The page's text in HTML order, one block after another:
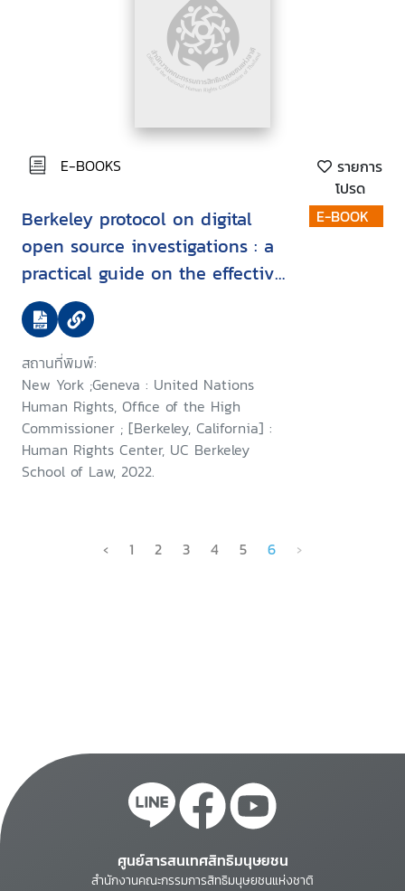
E-BOOKS
รายการ
โปรด
Berkeley protocol on digital
open source investigations : a
practical guide on the effective
use of digital open source
information in investigating
violations of international
criminal, human rights and
humanitarian law
สถานที่พิมพ์:
New York ;Geneva : United Nations
Human Rights, Office of the High
Commissioner ; [Berkeley, California] :
Human Rights Center, UC Berkeley
School of Law, 2022.
E-BOOK
‹ 1 2 3 4 5 6 ›
ศูนย์สารสนเทศสิทธิมนุษยชน
สำนักงานคณะกรรมการสิทธิมนุษยชนแห่งชาติ